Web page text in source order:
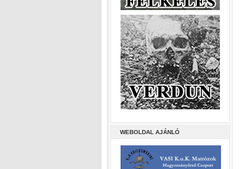
WEBOLDAL AJÁNLÓ